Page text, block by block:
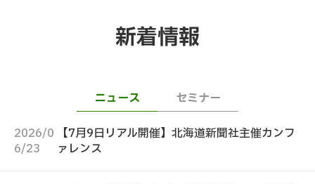
新着情報
ニュース セミナー
2026/0
6/23
【7月9日リアル開催】北海道新聞社主催カンフ
ァレンス